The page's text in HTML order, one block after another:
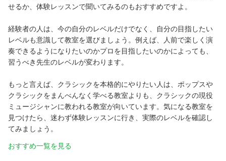
せるか、体験レッスンで聞いてみるのもおすすめですよ。
経験者の人は、今の自分のレベルだけでなく、自分の目指したい
レベルも意識して教室を選びましょう。例えば、人前で楽しく演
奏できるようになりたいのかプロを目指したいのかによっても、
習うべき先生のレベルが変わります。
もっと言えば、クラシックを本格的にやりたい人は、ポップスや
クラシックをまんべんなく学べる教室よりも、クラシックの現役
ミュージシャンに教われる教室が向いています。気になる教室を
見つけたら、迷わず体験レッスンに行き、実際のレベルを確認し
てみましょう。
おすすめ一覧を見る